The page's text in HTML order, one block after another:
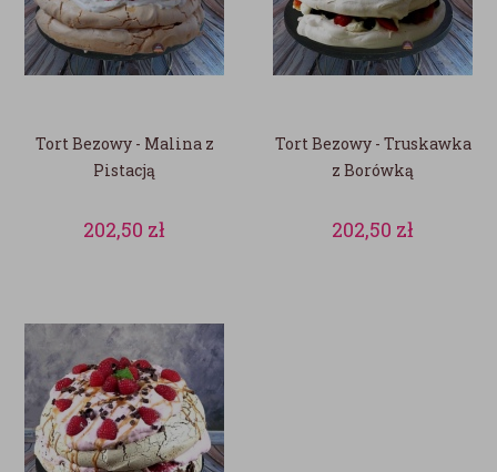
Tort Bezowy - Malina z
Pistacją
202,50 zł
Tort Bezowy - Truskawka
z Borówką
202,50 zł